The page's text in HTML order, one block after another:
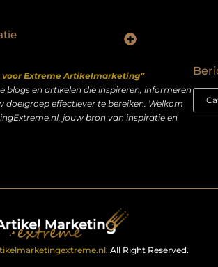
voor Extreme Artikelmarketing”
blogs en artikelen die inspireren, informeren
doelgroep effectiever te bereiken. Welkom
jouw bron van inspiratie en
. All Right Reserved.